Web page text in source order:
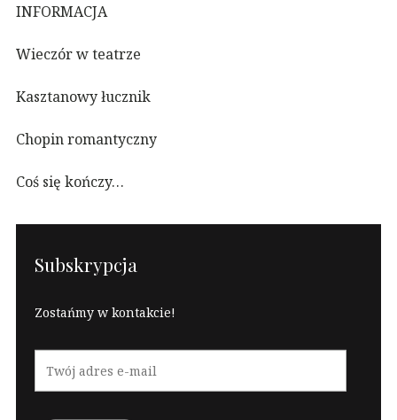
INFORMACJA
Wieczór w teatrze
Kasztanowy łucznik
Chopin romantyczny
Coś się kończy…
Subskrypcja
Zostańmy w kontakcie!
adres
e-